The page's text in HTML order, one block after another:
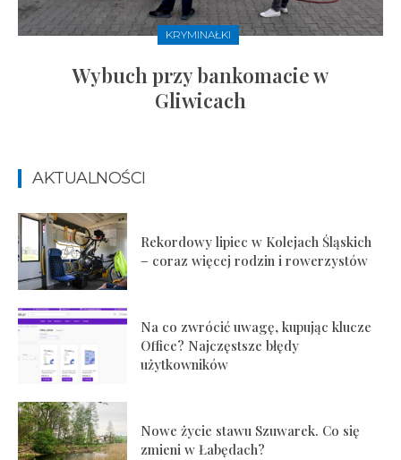
KRYMINAŁKI
Wybuch przy bankomacie w
Gliwicach
AKTUALNOŚCI
Rekordowy lipiec w Kolejach Śląskich
– coraz więcej rodzin i rowerzystów
Na co zwrócić uwagę, kupując klucze
Office? Najczęstsze błędy
użytkowników
Nowe życie stawu Szuwarek. Co się
zmieni w Łabędach?